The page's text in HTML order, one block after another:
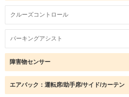
クルーズコントロール
パーキングアシスト
障害物センサー
エアバック：運転席/助手席/サイド/カーテン